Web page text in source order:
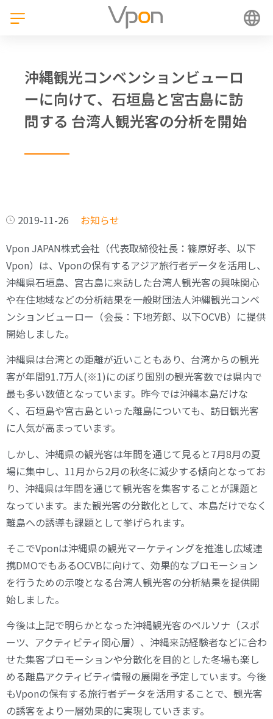
沖縄観光コンベンションビューロ
ーに向けて、石垣島と宮古島に訪
問する 台湾人観光客の分析を開始
2019-11-26
お知らせ
Vpon JAPAN株式会社（代表取締役社長：篠原好孝、以下
Vpon）は、Vponの保有するアジア旅行者データを活用し、
沖縄県石垣島、宮古島に来訪した台湾人観光客の興味関心
や在住地域などの分析結果を一般財団法人沖縄観光コンベ
ンションビューロー（会長：下地芳郎、以下OCVB）に提供
開始しました。
沖縄県は台湾との距離が近いこともあり、台湾からの観光
客が年間91.7万人(※1)にのぼり国別の観光客数では県内で
最も多い数値となっています。昨今では沖縄本島だけな
く、石垣島や宮古島といった離島についても、訪日観光客
に人気が高まっています。
しかし、沖縄県の観光客は年間を通じて見ると7月8月の夏
場に集中し、11月から2月の秋冬に減少する傾向となってお
り、沖縄県は年間を通じて観光客を集客することが課題と
なっています。また観光客の分散化として、本島だけでなく
離島への誘導も課題として挙げられます。
そこでVponは沖縄県の観光マーケティングを推進し広域連
携DMOでもあるOCVBに向けて、効果的なプロモーション
を行うための示唆となる台湾人観光客の分析結果を提供開
始しました。
今後は上記で明らかとなった沖縄観光客のペルソナ（スポ
ーツ、アクティビティ関心層）、沖縄来訪経験者などに合わ
せた集客プロモーションや分散化を目的とした冬場も楽し
める離島アクティビティ情報の展開を予定しています。今後
もVponの保有する旅行者データを活用することで、観光客
の誘客をより一層効果的に実現していきます。